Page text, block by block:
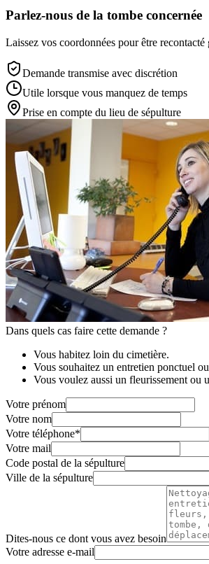
Parlez-nous de la tombe concernée
Laissez vos coordonnées pour être
Demande transmise avec discrétion
Utile lorsque vous manquez de temps
Prise en compte du lieu de sépulture
Dans quels cas faire cette demande ?
Vous habitez loin du cimetière.
Vous souhaitez un entretien ponctuel
Vous voulez aussi un fleurissement ou
Votre prénom
Votre nom
Votre téléphone*
Votre mail
Code postal de la sépulture
Ville de la sépulture
Dites-nous ce dont vous avez besoin
Votre adresse e-mail